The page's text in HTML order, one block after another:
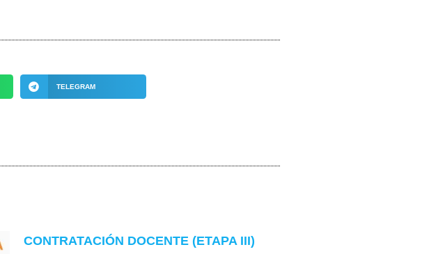
TELEGRAM
CONTRATACIÓN DOCENTE (ETAPA III)